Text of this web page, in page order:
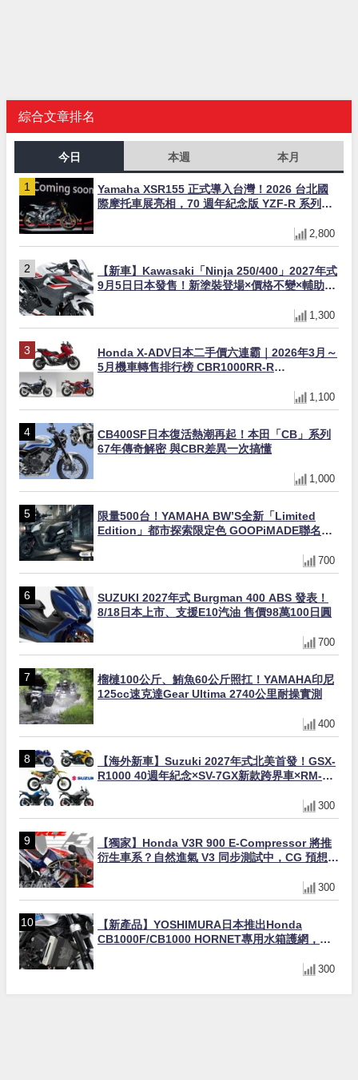
綜合文章排名
今日 本週 本月
Yamaha XSR155 正式導入台灣！2026 台北國
際摩托車展亮相，70 週年紀念版 YZF-R 系列限
2,800
【新車】Kawasaki「Ninja 250/400」2027年式
9月5日日本發售！新塗裝登場×價格不變×輔助滑
1,300
Honda X-ADV日本二手價六連霸｜2026年3月～
5月機車轉售排行榜 CBR1000RR-R
1,100
CB400SF日本復活熱潮再起！本田「CB」系列
67年傳奇解密 與CBR差異一次搞懂
1,000
限量500台！YAMAHA BW’S全新「Limited
Edition」都市探索限定色 GOOPiMADE聯名包
700
SUZUKI 2027年式 Burgman 400 ABS 發表！
8/18日本上市、支援E10汽油 售價98萬100日圓
700
榴槤100公斤、鮪魚60公斤照扛！YAMAHA印尼
125cc速克達Gear Ultima 2740公里耐操實測
400
【海外新車】Suzuki 2027年式北美首發！GSX-
R1000 40週年紀念×SV-7GX新款跨界車×RM-
300
【獨家】Honda V3R 900 E-Compressor 將推
衍生車系？自然進氣 V3 同步測試中，CG 預想曝
300
【新產品】YOSHIMURA日本推出Honda
CB1000F/CB1000 HORNET專用水箱護網，六
300